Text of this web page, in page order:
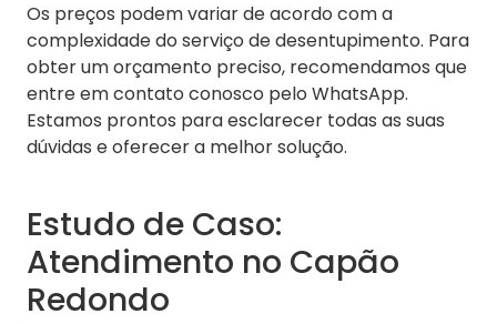
Os preços podem variar de acordo com a
complexidade do serviço de desentupimento. Para
obter um orçamento preciso, recomendamos que
entre em contato conosco pelo WhatsApp.
Estamos prontos para esclarecer todas as suas
dúvidas e oferecer a melhor solução.
Estudo de Caso:
Atendimento no Capão
Redondo